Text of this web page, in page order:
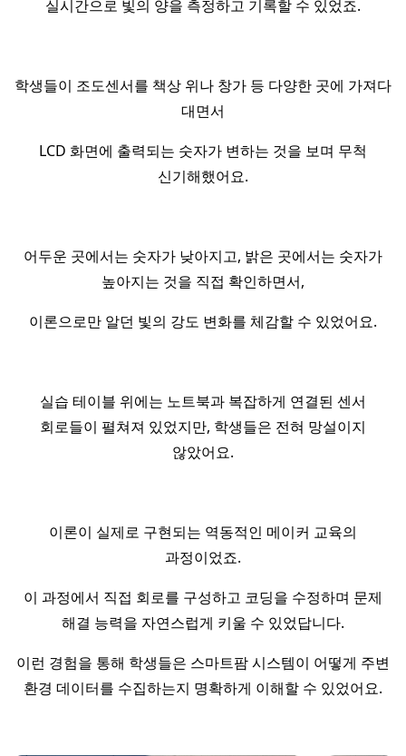
실시간으로 빛의 양을 측정하고 기록할 수 있었죠.
학생들이 조도센서를 책상 위나 창가 등 다양한 곳에 가져다
대면서
LCD 화면에 출력되는 숫자가 변하는 것을 보며 무척
신기해했어요.
어두운 곳에서는 숫자가 낮아지고, 밝은 곳에서는 숫자가
높아지는 것을 직접 확인하면서,
이론으로만 알던 빛의 강도 변화를 체감할 수 있었어요.
실습 테이블 위에는 노트북과 복잡하게 연결된 센서
회로들이 펼쳐져 있었지만, 학생들은 전혀 망설이지
않았어요.
이론이 실제로 구현되는 역동적인 메이커 교육의
과정이었죠.
이 과정에서 직접 회로를 구성하고 코딩을 수정하며 문제
해결 능력을 자연스럽게 키울 수 있었답니다.
이런 경험을 통해 학생들은 스마트팜 시스템이 어떻게 주변
환경 데이터를 수집하는지 명확하게 이해할 수 있었어요.